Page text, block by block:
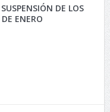
DE LOS
ENERO